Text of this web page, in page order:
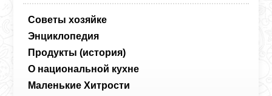
Советы хозяйке
Энциклопедия
Продукты (история)
О национальной кухне
Маленькие Хитрости